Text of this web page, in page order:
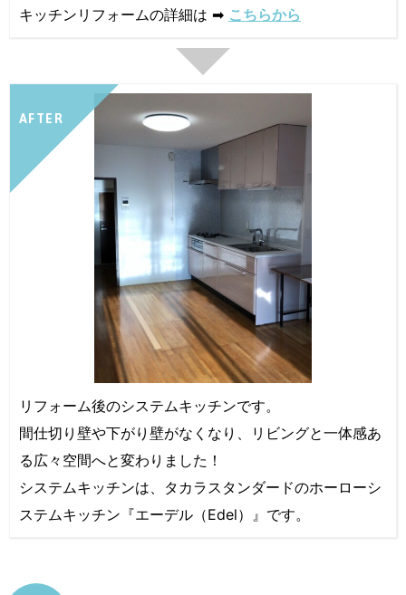
キッチンリフォームの詳細は ➡ こちらから
AFTER
リフォーム後のシステムキッチンです。
間仕切り壁や下がり壁がなくなり、リビングと一体感あ
る広々空間へと変わりました！
システムキッチンは、タカラスタンダードのホーローシ
ステムキッチン『エーデル（Edel）』です。